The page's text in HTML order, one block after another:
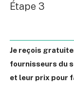
Étape 3
Je reçois
fournisseurs du
et leur prix pour